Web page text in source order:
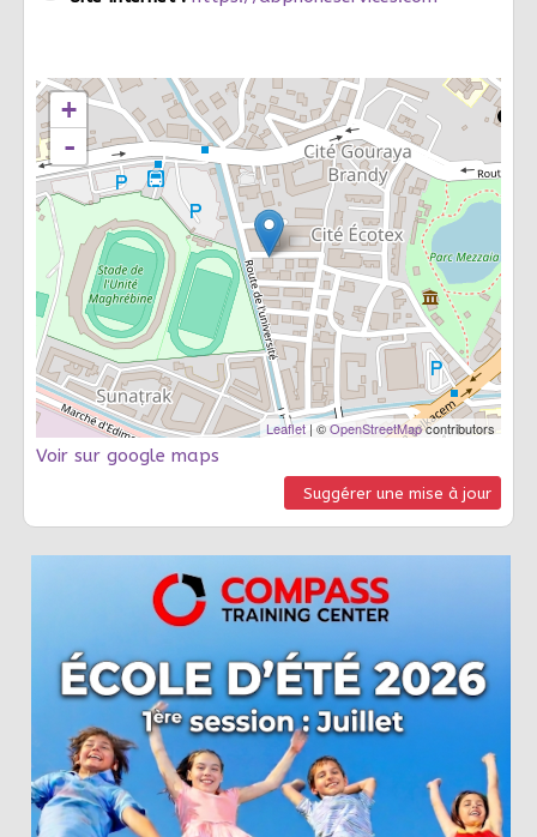
+
-
Leaflet | ©OpenStreetMapcontributors
Voir sur google maps
Suggérer une mise à jour